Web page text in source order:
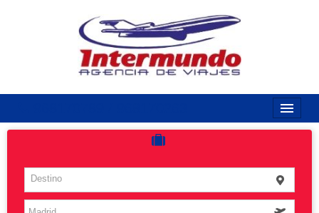
Costas
Vuelos
Destino